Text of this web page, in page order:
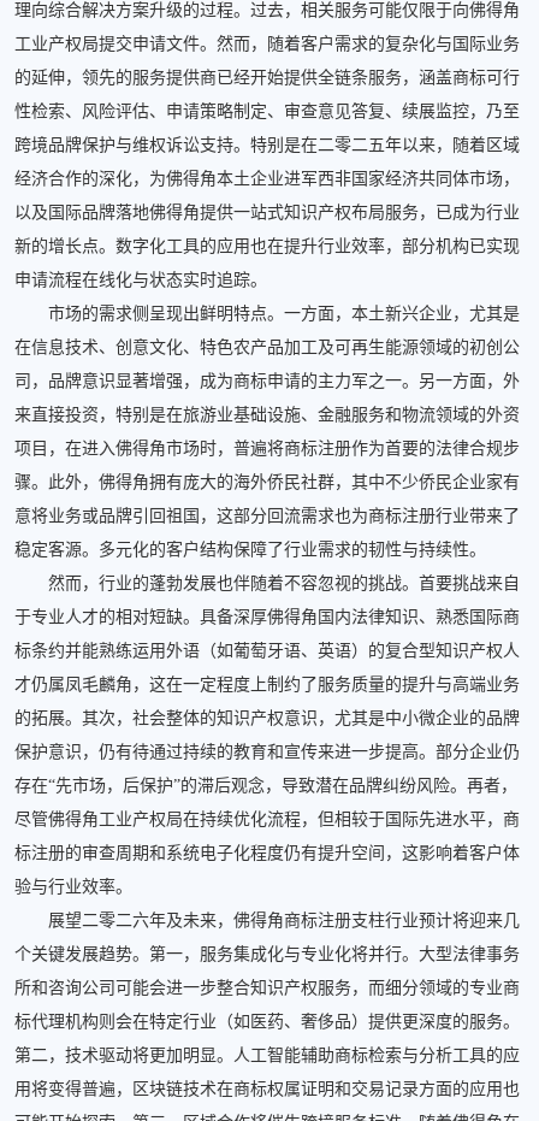
理向综合解决方案升级的过程。过去，相关服务可能仅限于向佛得角
工业产权局提交申请文件。然而，随着客户需求的复杂化与国际业务
的延伸，领先的服务提供商已经开始提供全链条服务，涵盖商标可行
性检索、风险评估、申请策略制定、审查意见答复、续展监控，乃至
跨境品牌保护与维权诉讼支持。特别是在二零二五年以来，随着区域
经济合作的深化，为佛得角本土企业进军西非国家经济共同体市场，
以及国际品牌落地佛得角提供一站式知识产权布局服务，已成为行业
新的增长点。数字化工具的应用也在提升行业效率，部分机构已实现
申请流程在线化与状态实时追踪。
市场的需求侧呈现出鲜明特点。一方面，本土新兴企业，尤其是
在信息技术、创意文化、特色农产品加工及可再生能源领域的初创公
司，品牌意识显著增强，成为商标申请的主力军之一。另一方面，外
来直接投资，特别是在旅游业基础设施、金融服务和物流领域的外资
项目，在进入佛得角市场时，普遍将商标注册作为首要的法律合规步
骤。此外，佛得角拥有庞大的海外侨民社群，其中不少侨民企业家有
意将业务或品牌引回祖国，这部分回流需求也为商标注册行业带来了
稳定客源。多元化的客户结构保障了行业需求的韧性与持续性。
然而，行业的蓬勃发展也伴随着不容忽视的挑战。首要挑战来自
于专业人才的相对短缺。具备深厚佛得角国内法律知识、熟悉国际商
标条约并能熟练运用外语（如葡萄牙语、英语）的复合型知识产权人
才仍属凤毛麟角，这在一定程度上制约了服务质量的提升与高端业务
的拓展。其次，社会整体的知识产权意识，尤其是中小微企业的品牌
保护意识，仍有待通过持续的教育和宣传来进一步提高。部分企业仍
存在“先市场，后保护”的滞后观念，导致潜在品牌纠纷风险。再者，
尽管佛得角工业产权局在持续优化流程，但相较于国际先进水平，商
标注册的审查周期和系统电子化程度仍有提升空间，这影响着客户体
验与行业效率。
展望二零二六年及未来，佛得角商标注册支柱行业预计将迎来几
个关键发展趋势。第一，服务集成化与专业化将并行。大型法律事务
所和咨询公司可能会进一步整合知识产权服务，而细分领域的专业商
标代理机构则会在特定行业（如医药、奢侈品）提供更深度的服务。
第二，技术驱动将更加明显。人工智能辅助商标检索与分析工具的应
用将变得普遍，区块链技术在商标权属证明和交易记录方面的应用也